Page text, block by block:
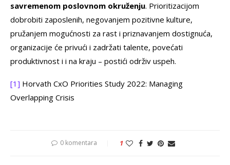
savremenom poslovnom okruženju. Prioritizacijom
dobrobiti zaposlenih, negovanjem pozitivne kulture,
pružanjem mogućnosti za rast i priznavanjem dostignuća,
organizacije će privući i zadržati talente, povećati
produktivnost i i na kraju – postići održiv uspeh.
[1] Horvath CxO Priorities Study 2022: Managing
Overlapping Crisis
0 komentara 1